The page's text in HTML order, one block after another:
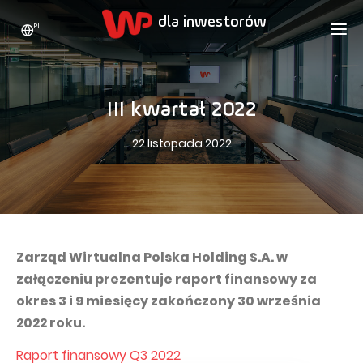
WP HOLDING
Kim jesteśmy
Strategia rozwoju
Statystyki
Wartości
Nasze marki
Historia
Biuro prasowe
Zrównoważony rozwój
DLA INWESTORÓW
AKCJE
Bieżące notowania
Akcje WPL
Dywidenda
Analitycy
Ogłoszenia
REKLAMA
WP Media
Totalmoney
Extradom
Nocowanie.pl
KONTAKT
PL
III kwartał 2022
22 listopada 2022
Zarząd Wirtualna Polska Holding S.A. w
załączeniu prezentuje raport finansowy za
okres 3 i 9 miesięcy zakończony 30 września
2022 roku.
Raport finansowy Q3 2022